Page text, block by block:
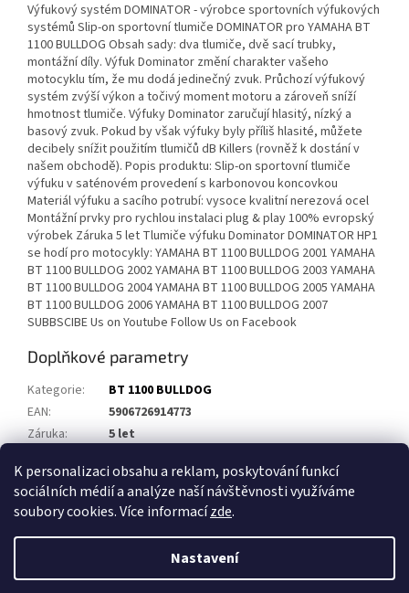
K personalizaci obsahu a reklam, poskytování funkcí
sociálních médií a analýze naší návštěvnosti využíváme
soubory cookies. Více informacízde.
Nastavení
Výfukový systém DOMINATOR - výrobce sportovních výfukových
systémů Slip-on sportovní tlumiče DOMINATOR pro YAMAHA BT
1100 BULLDOG Obsah sady: dva tlumiče, dvě sací trubky,
montážní díly. Výfuk Dominator změní charakter vašeho
motocyklu tím, že mu dodá jedinečný zvuk. Průchozí výfukový
systém zvýší výkon a točivý moment motoru a zároveň sníží
hmotnost tlumiče. Výfuky Dominator zaručují hlasitý, nízký a
basový zvuk. Pokud by však výfuky byly příliš hlasité, můžete
decibely snížit použitím tlumičů dB Killers (rovněž k dostání v
našem obchodě). Popis produktu: Slip-on sportovní tlumiče
výfuku v saténovém provedení s karbonovou koncovkou
Materiál výfuku a sacího potrubí: vysoce kvalitní nerezová ocel
Montážní prvky pro rychlou instalaci plug & play 100% evropský
výrobek Záruka 5 let Tlumiče výfuku Dominator DOMINATOR HP1
se hodí pro motocykly: YAMAHA BT 1100 BULLDOG 2001 YAMAHA
BT 1100 BULLDOG 2002 YAMAHA BT 1100 BULLDOG 2003 YAMAHA
BT 1100 BULLDOG 2004 YAMAHA BT 1100 BULLDOG 2005 YAMAHA
BT 1100 BULLDOG 2006 YAMAHA BT 1100 BULLDOG 2007
SUBBSCIBE Us on Youtube Follow Us on Facebook
Doplňkové parametry
Kategorie:
BT 1100 BULLDOG
EAN:
5906726914773
Záruka:
5 let